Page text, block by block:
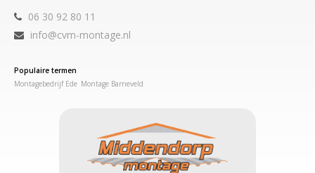
06 30 92 80 11
info@cvm-montage.nl
Populaire termen
Montagebedrijf Ede Montage Barneveld